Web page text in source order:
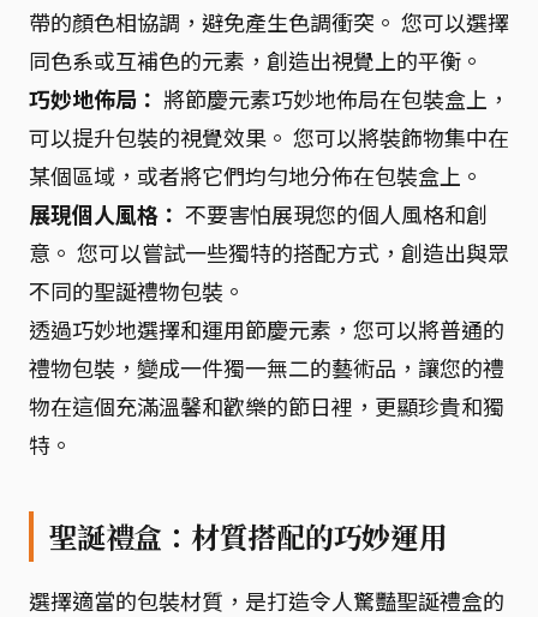
帶的顏色相協調，避免產生色調衝突。 您可以選擇
同色系或互補色的元素，創造出視覺上的平衡。
巧妙地佈局： 將節慶元素巧妙地佈局在包裝盒上，
可以提升包裝的視覺效果。 您可以將裝飾物集中在
某個區域，或者將它們均勻地分佈在包裝盒上。
展現個人風格： 不要害怕展現您的個人風格和創
意。 您可以嘗試一些獨特的搭配方式，創造出與眾
不同的聖誕禮物包裝。
透過巧妙地選擇和運用節慶元素，您可以將普通的
禮物包裝，變成一件獨一無二的藝術品，讓您的禮
物在這個充滿溫馨和歡樂的節日裡，更顯珍貴和獨
特。
聖誕禮盒：材質搭配的巧妙運用
選擇適當的包裝材質，是打造令人驚豔聖誕禮盒的